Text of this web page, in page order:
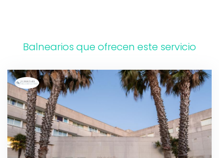
Balnearios que ofrecen este servicio